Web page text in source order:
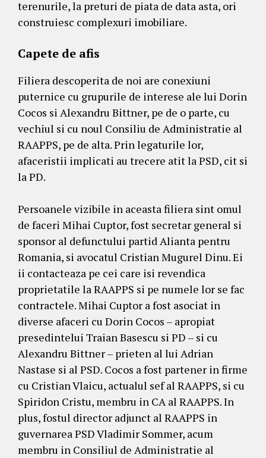
terenurile, la preturi de piata de data asta, ori
construiesc complexuri imobiliare.
Capete de afis
Filiera descoperita de noi are conexiuni
puternice cu grupurile de interese ale lui Dorin
Cocos si Alexandru Bittner, pe de o parte, cu
vechiul si cu noul Consiliu de Administratie al
RAAPPS, pe de alta. Prin legaturile lor,
afaceristii implicati au trecere atit la PSD, cit si
la PD.
Persoanele vizibile in aceasta filiera sint omul
de faceri Mihai Cuptor, fost secretar general si
sponsor al defunctului partid Alianta pentru
Romania, si avocatul Cristian Mugurel Dinu. Ei
ii contacteaza pe cei care isi revendica
proprietatile la RAAPPS si pe numele lor se fac
contractele. Mihai Cuptor a fost asociat in
diverse afaceri cu Dorin Cocos – apropiat
presedintelui Traian Basescu si PD – si cu
Alexandru Bittner – prieten al lui Adrian
Nastase si al PSD. Cocos a fost partener in firme
cu Cristian Vlaicu, actualul sef al RAAPPS, si cu
Spiridon Cristu, membru in CA al RAAPPS. In
plus, fostul director adjunct al RAAPPS in
guvernarea PSD Vladimir Sommer, acum
membru in Consiliul de Administratie al